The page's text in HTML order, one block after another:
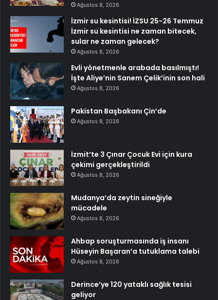
Ağustos 8, 2026
İzmir su kesintisi! İZSU 25-26 Temmuz
İzmir su kesintisi ne zaman bitecek,
sular ne zaman gelecek?
Ağustos 8, 2026
Evli yönetmenle arabada basılmıştı!
İşte Aliye’nin Sanem Çelik’inin son hali
Ağustos 8, 2026
Pakistan Başbakanı Çin’de
Ağustos 8, 2026
İzmit’te 3 Çınar Çocuk Evi için kura
çekimi gerçekleştirildi
Ağustos 8, 2026
Mudanya’da zeytin sineğiyle
mücadele
Ağustos 8, 2026
Ahbap soruşturmasında iş insanı
Hüseyin Başaran’a tutuklama talebi
Ağustos 8, 2026
Derince’ye 120 yataklı sağlık tesisi
geliyor